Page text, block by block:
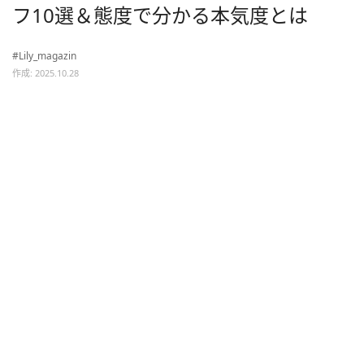
フ10選＆態度で分かる本気度とは
#Lily_magazin
作成: 2025.10.28